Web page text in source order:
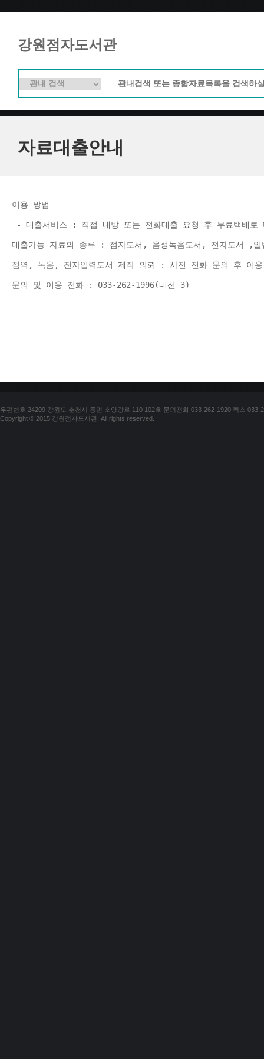
강원점자도서관
자료대출안내
이용 방법
- 대출서비스 : 직접 내방 또는 전화대출 요청 후 무료택배
대출가능 자료의 종류 : 점자도서, 음성녹음도서, 전자도서 ,
점역, 녹음, 전자입력도서 제작 의뢰 : 사전 전화 문의 후 이
문의 및 이용 전화 : 033-262-1996(내선 3)
우편번호 24209 강원도 춘천시 동면 소양강로 110 102호 문의전화 033-262-1920 팩스 033-
Copyright © 2015 강원점자도서관. All rights reserved.